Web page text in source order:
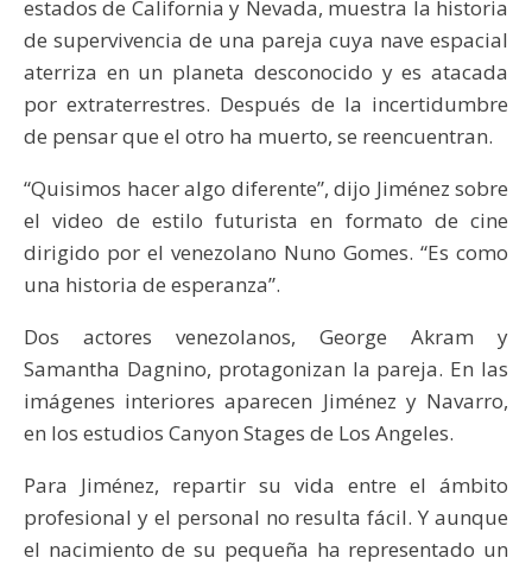
estados de California y Nevada, muestra la historia
de supervivencia de una pareja cuya nave espacial
aterriza en un planeta desconocido y es atacada
por extraterrestres. Después de la incertidumbre
de pensar que el otro ha muerto, se reencuentran.
“Quisimos hacer algo diferente”, dijo Jiménez sobre
el video de estilo futurista en formato de cine
dirigido por el venezolano Nuno Gomes. “Es como
una historia de esperanza”.
Dos actores venezolanos, George Akram y
Samantha Dagnino, protagonizan la pareja. En las
imágenes interiores aparecen Jiménez y Navarro,
en los estudios Canyon Stages de Los Angeles.
Para Jiménez, repartir su vida entre el ámbito
profesional y el personal no resulta fácil. Y aunque
el nacimiento de su pequeña ha representado un